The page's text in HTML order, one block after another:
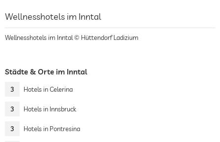
Wellnesshotels im Inntal
Wellnesshotels im Inntal © Hüttendorf Ladizium
Städte & Orte im Inntal
3 Hotels in Celerina
3 Hotels in Innsbruck
3 Hotels in Pontresina